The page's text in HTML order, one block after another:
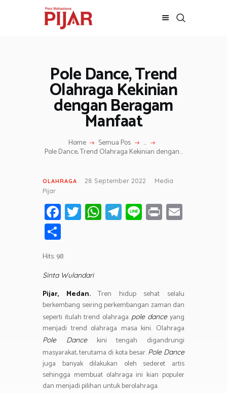
Pole Dance, Trend
Olahraga Kekinian
dengan Beragam
Manfaat
Home Semua Pos ...
Pole Dance, Trend Olahraga Kekinian dengan...
BERITA
ADVERTORIAL
SOSOK
GALERI
HIBURAN
JALAN-JALAN
GAYA HIDUP
OPINI
OLAHRAGA 28 September 2022
Media
Pijar
Fa
ce
o
ok
T
wi
W
h
p
p
T
el
m
Li
n
Pr
in
h
ar
e
Hits: 98
Sinta Wulandari
Pijar, Medan.Tren hidup sehat selalu
berkembang seiring perkembangan zaman dan
seperti itulah trend olahraga pole danceyang
menjadi trend olahraga masa kini. Olahraga
Pole Dancekini tengah digandrungi
masyarakat, terutama di kota besar. Pole Dance
juga banyak dilakukan oleh sederet artis
sehingga membuat olahraga ini kian populer
dan menjadi pilihan untuk berolahraga.